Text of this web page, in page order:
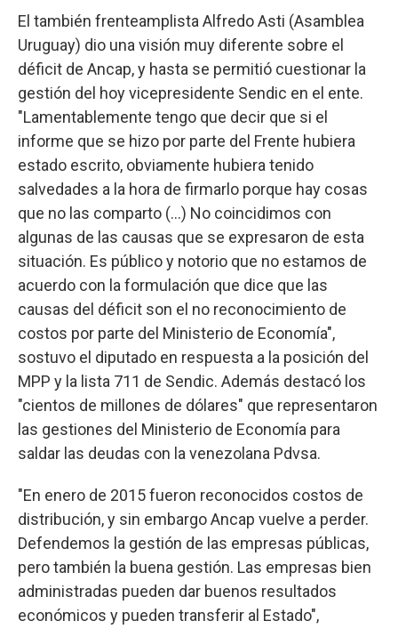
El también frenteamplista Alfredo Asti (Asamblea
Uruguay) dio una visión muy diferente sobre el
déficit de Ancap, y hasta se permitió cuestionar la
gestión del hoy vicepresidente Sendic en el ente.
"Lamentablemente tengo que decir que si el
informe que se hizo por parte del Frente hubiera
estado escrito, obviamente hubiera tenido
salvedades a la hora de firmarlo porque hay cosas
que no las comparto (…) No coincidimos con
algunas de las causas que se expresaron de esta
situación. Es público y notorio que no estamos de
acuerdo con la formulación que dice que las
causas del déficit son el no reconocimiento de
costos por parte del Ministerio de Economía",
sostuvo el diputado en respuesta a la posición del
MPP y la lista 711 de Sendic. Además destacó los
"cientos de millones de dólares" que representaron
las gestiones del Ministerio de Economía para
saldar las deudas con la venezolana Pdvsa.
"En enero de 2015 fueron reconocidos costos de
distribución, y sin embargo Ancap vuelve a perder.
Defendemos la gestión de las empresas públicas,
pero también la buena gestión. Las empresas bien
administradas pueden dar buenos resultados
económicos y pueden transferir al Estado",